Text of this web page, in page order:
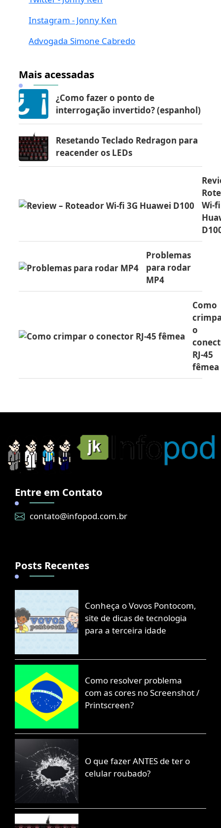
Instagram - Jonny Ken
Advogada Simone Cabredo
Mais acessadas
¿Como fazer o ponto de
interrogação invertido? (espanhol)
Resetando Teclado Redragon para
reacender os LEDs
Wi-
Problemas
para rodar
MP4
Como
o
RJ-45
fêmea
Entre em Contato
contato@infopod.com.br
Posts Recentes
Conheça o Vovos Pontocom,
site de dicas de tecnologia
para a terceira idade
Como resolver problema
com as cores no Screenshot /
Printscreen?
O que fazer ANTES de ter o
celular roubado?